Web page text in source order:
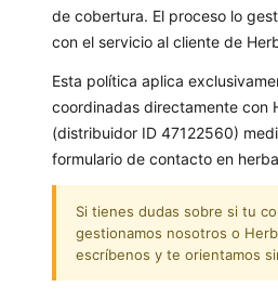
de cobertura. El proceso lo
con el servicio al cliente de
Esta política aplica
coordinadas directamente con
(distribuidor ID 47122560)
formulario de contacto en
Si tienes dudas sobre si tu
gestionamos nosotros o
escríbenos y te orientamos